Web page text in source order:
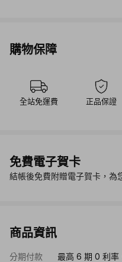
購物保障
全站免運費 正品保證
免費電子賀卡
結帳後免費附贈電子賀卡，為
商品資訊
分期付款
最高 6 期 0 利